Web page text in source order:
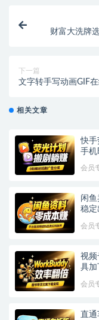
财富大洗牌
下一篇
文字转手写动画GIF
相关文章
快手
手机
会员
闲
稳定
会员
视频
具加
会员
直通